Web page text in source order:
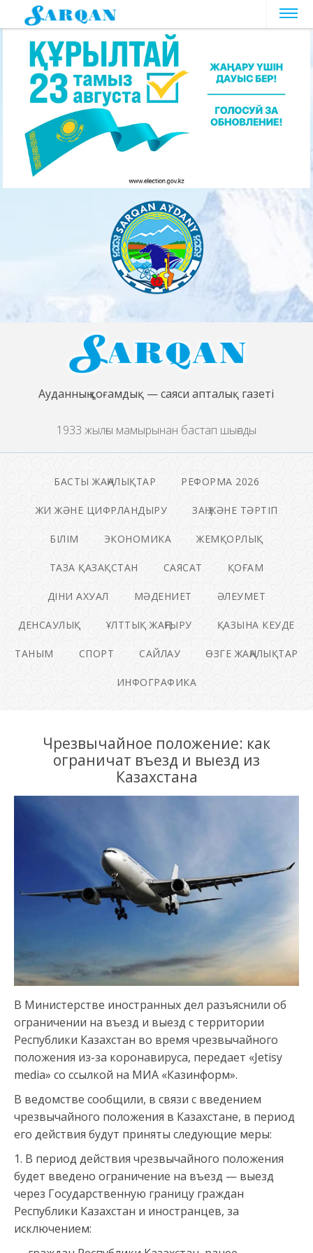
Ауданның қоғамдық — саяси апталық газеті
1933 жылғы мамырынан бастап шығады
БАСТЫ ЖАҢАЛЫҚТАР РЕФОРМА 2026
ЖИ ЖӘНЕ ЦИФРЛАНДЫРУ ЗАҢ ЖӘНЕ ТӘРТІП
БІЛІМ ЭКОНОМИКА ЖЕМҚОРЛЫҚ
ТАЗА ҚАЗАҚСТАН САЯСАТ ҚОҒАМ
ДІНИ АХУАЛ МӘДЕНИЕТ ӘЛЕУМЕТ
ДЕНСАУЛЫҚ ҰЛТТЫҚ ЖАҢҒЫРУ ҚАЗЫНА КЕУДЕ
ТАНЫМ СПОРТ САЙЛАУ ӨЗГЕ ЖАҢАЛЫҚТАР
ИНФОГРАФИКА
Чрезвычайное положение: как
ограничат въезд и выезд из
Казахстана
В Министерстве иностранных дел разъяснили об
ограничении на въезд и выезд с территории
Республики Казахстан во время чрезвычайного
положения из-за коронавируса, передает «Jetisy
media» со ссылкой на МИА «Казинформ».
В ведомстве сообщили, в связи с введением
чрезвычайного положения в Казахстане, в период
его действия будут приняты следующие меры:
1. В период действия чрезвычайного положения
будет введено ограничение на въезд — выезд
через Государственную границу граждан
Республики Казахстан и иностранцев, за
исключением: